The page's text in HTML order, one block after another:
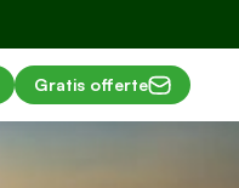
Gratis offerte